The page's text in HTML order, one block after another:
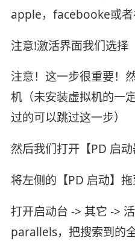
apple，facebooke或者
注意!激活界面我们选择
注意！这一步很重要！
机（未安装虚拟机的一
过的可以跳过这一步）
然后我们打开【PD 启动
将左侧的【PD 启动】拖
打开启动台 -> 其它 ->
parallels，把搜索到的